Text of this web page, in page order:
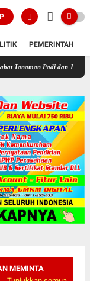
PEMERINTAH
Padi dan Jagung
MEMINTA